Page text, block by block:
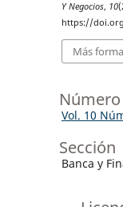
Y Negocios, 10
https://
Más
Número
Vol. 10
Sección
Banca y